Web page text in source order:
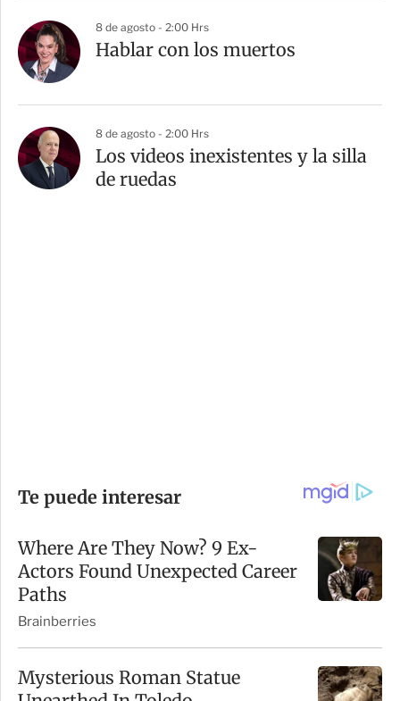
8 de agosto - 2:00 Hrs
Hablar con los muertos
8 de agosto - 2:00 Hrs
Los videos inexistentes y la silla
de ruedas